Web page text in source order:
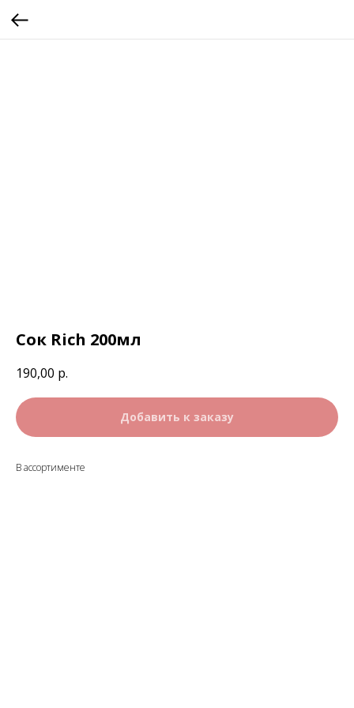
Сок Rich 200мл
190,00 р.
Добавить к заказу
В ассортименте